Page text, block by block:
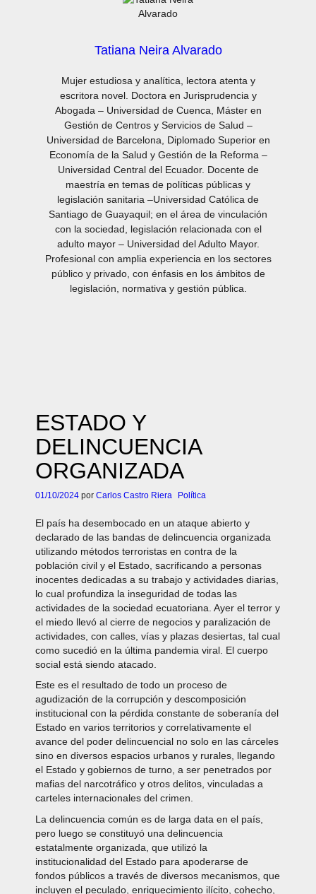
Tatiana Neira Alvarado
Mujer estudiosa y analítica, lectora atenta y
escritora novel. Doctora en Jurisprudencia y
Abogada – Universidad de Cuenca, Máster en
Gestión de Centros y Servicios de Salud –
Universidad de Barcelona, Diplomado Superior en
Economía de la Salud y Gestión de la Reforma –
Universidad Central del Ecuador. Docente de
maestría en temas de políticas públicas y
legislación sanitaria –Universidad Católica de
Santiago de Guayaquil; en el área de vinculación
con la sociedad, legislación relacionada con el
adulto mayor – Universidad del Adulto Mayor.
Profesional con amplia experiencia en los sectores
público y privado, con énfasis en los ámbitos de
legislación, normativa y gestión pública.
ESTADO Y
DELINCUENCIA
ORGANIZADA
01/10/2024 por Carlos Castro Riera Política
El país ha desembocado en un ataque abierto y
declarado de las bandas de delincuencia organizada
utilizando métodos terroristas en contra de la
población civil y el Estado, sacrificando a personas
inocentes dedicadas a su trabajo y actividades diarias,
lo cual profundiza la inseguridad de todas las
actividades de la sociedad ecuatoriana. Ayer el terror y
el miedo llevó al cierre de negocios y paralización de
actividades, con calles, vías y plazas desiertas, tal cual
como sucedió en la última pandemia viral. El cuerpo
social está siendo atacado.
Este es el resultado de todo un proceso de
agudización de la corrupción y descomposición
institucional con la pérdida constante de soberanía del
Estado en varios territorios y correlativamente el
avance del poder delincuencial no solo en las cárceles
sino en diversos espacios urbanos y rurales, llegando
el Estado y gobiernos de turno, a ser penetrados por
mafias del narcotráfico y otros delitos, vinculadas a
carteles internacionales del crimen.
La delincuencia común es de larga data en el país,
pero luego se constituyó una delincuencia
estatalmente organizada, que utilizó la
institucionalidad del Estado para apoderarse de
fondos públicos a través de diversos mecanismos, que
incluyen el peculado, enriquecimiento ilícito, cohecho,